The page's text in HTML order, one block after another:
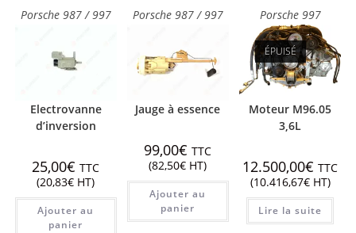
Porsche 987 / 997
Electrovanne
d’inversion
25,00€ TTC
(20,83€ HT)
Ajouter au
panier
Porsche 987 / 997
Jauge à essence
99,00€ TTC
(82,50€ HT)
Ajouter au
panier
Porsche 997
ÉPUISÉ
Moteur M96.05
3,6L
12.500,00€ TTC
(10.416,67€HT)
Lire la suite